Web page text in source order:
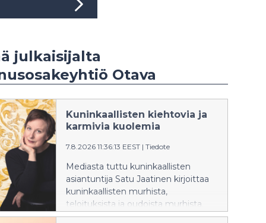
julkaisijalta
Otava
Kuninkaallisten kiehtovia ja
karmivia kuolemia
7.8.2026 11:36:13 EEST | Tiedote
Mediasta tuttu kuninkaallisten
asiantuntija Satu Jaatinen kirjoittaa
kuninkaallisten murhista,
teloituksista ja oudoista murhista.
Teos on vetävää True Crimea ja